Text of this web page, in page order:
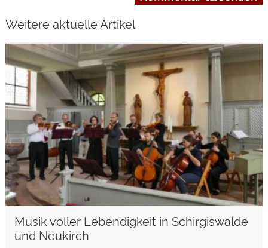
Weitere aktuelle Artikel
Musik voller Lebendigkeit in Schirgiswalde
und Neukirch
weiterlesen